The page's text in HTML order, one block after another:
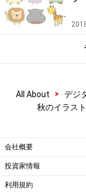
きのこのフ
All About > デジ
秋のイラス
会社概要
投資家情報
利用規約